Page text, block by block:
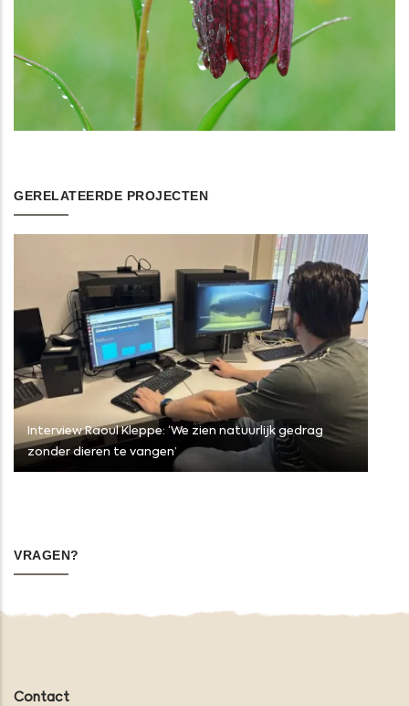
GERELATEERDE PROJECTEN
Interview Raoul Kleppe: ‘We zien natuurlijk gedrag
zonder dieren te vangen’
VRAGEN?
Contact